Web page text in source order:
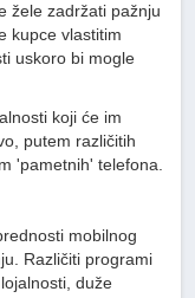
žele zadržati pažnju
kupce vlastitim
uskoro bi mogle
koji će im
putem različitih
'pametnih' telefona.
mobilnog
Različiti programi
duže